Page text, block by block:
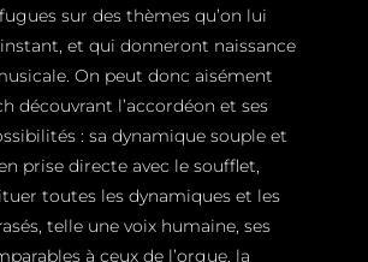
sur des thèmes qu’on lui
et qui donneront naissance
On peut donc aisément
découvrant l’accordéon et ses
: sa dynamique souple et
prise directe avec le soufflet,
toutes les dynamiques et les
telle une voix humaine, ses
à ceux de l’orgue, la